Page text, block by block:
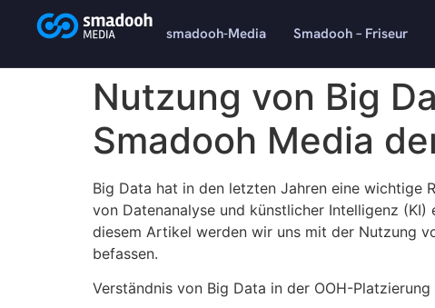
content
smadooh-Media
Smadooh – Friseur
Nutzung von Big
Smadooh Media
Big Data hat in den letzten Jahren eine wichtige
von Datenanalyse und künstlicher Intelligenz
diesem Artikel werden wir uns mit der Nutzung
befassen.
Verständnis von Big Data in der OOH-Platzierung